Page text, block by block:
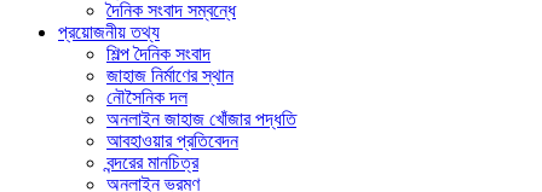
দৈনিক সংবাদ সম্বন্ধে
প্রয়োজনীয় তথ্য
শিল্প দৈনিক সংবাদ
জাহাজ নির্মাণের স্থান
নৌসৈনিক দল
অনলাইন জাহাজ খোঁজার পদ্ধতি
আবহাওয়ার প্রতিবেদন
বন্দরের মানচিত্র
অনলাইন ভ্রমণ